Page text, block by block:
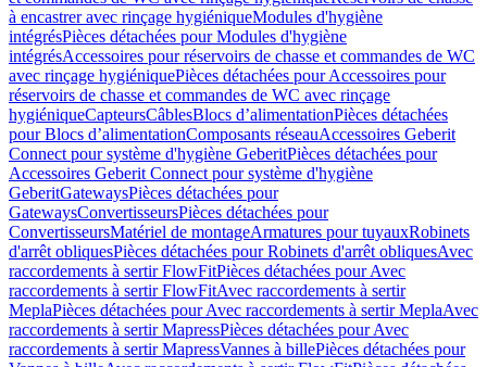
à encastrer avec rinçage hygiéniqueModules d'hygiène
intégrésPièces détachées pour Modules d'hygiène
intégrésAccessoires pour réservoirs de chasse et commandes de WC
avec rinçage hygiéniquePièces détachées pour Accessoires pour
réservoirs de chasse et commandes de WC avec rinçage
hygiéniqueCapteursCâblesBlocs d’alimentationPièces détachées
pour Blocs d’alimentationComposants réseauAccessoires Geberit
Connect pour système d'hygiène GeberitPièces détachées pour
Accessoires Geberit Connect pour système d'hygiène
GeberitGatewaysPièces détachées pour
GatewaysConvertisseursPièces détachées pour
ConvertisseursMatériel de montageArmatures pour tuyauxRobinets
d'arrêt obliquesPièces détachées pour Robinets d'arrêt obliquesAvec
raccordements à sertir FlowFitPièces détachées pour Avec
raccordements à sertir FlowFitAvec raccordements à sertir
MeplaPièces détachées pour Avec raccordements à sertir MeplaAvec
raccordements à sertir MapressPièces détachées pour Avec
raccordements à sertir MapressVannes à billePièces détachées pour